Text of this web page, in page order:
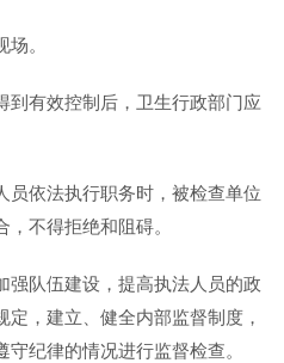
。
到有效控制后，卫生行政部门应
员依法执行职务时，被检查单位
不得拒绝和阻碍。
强队伍建设，提高执法人员的政
，建立、健全内部监督制度，
纪律的情况进行监督检查。